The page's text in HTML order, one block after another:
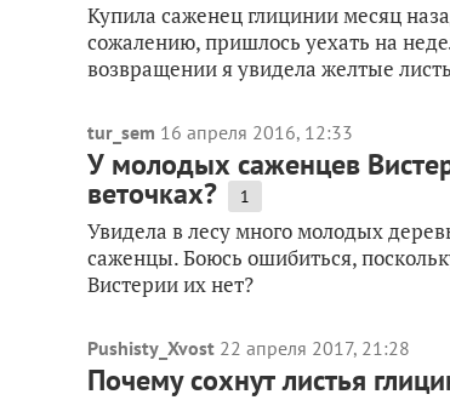
Купила саженец глицинии месяц
сожалению, пришлось уехать на
возвращении я увидела желтые
tur_sem 16 апреля 2016, 12:33
У молодых саженцев
веточках? 1
Увидела в лесу много молодых
саженцы. Боюсь ошибиться,
Вистерии их нет?
Pushisty_Xvost 22 апреля 2017, 21:28
Почему сохнут листья